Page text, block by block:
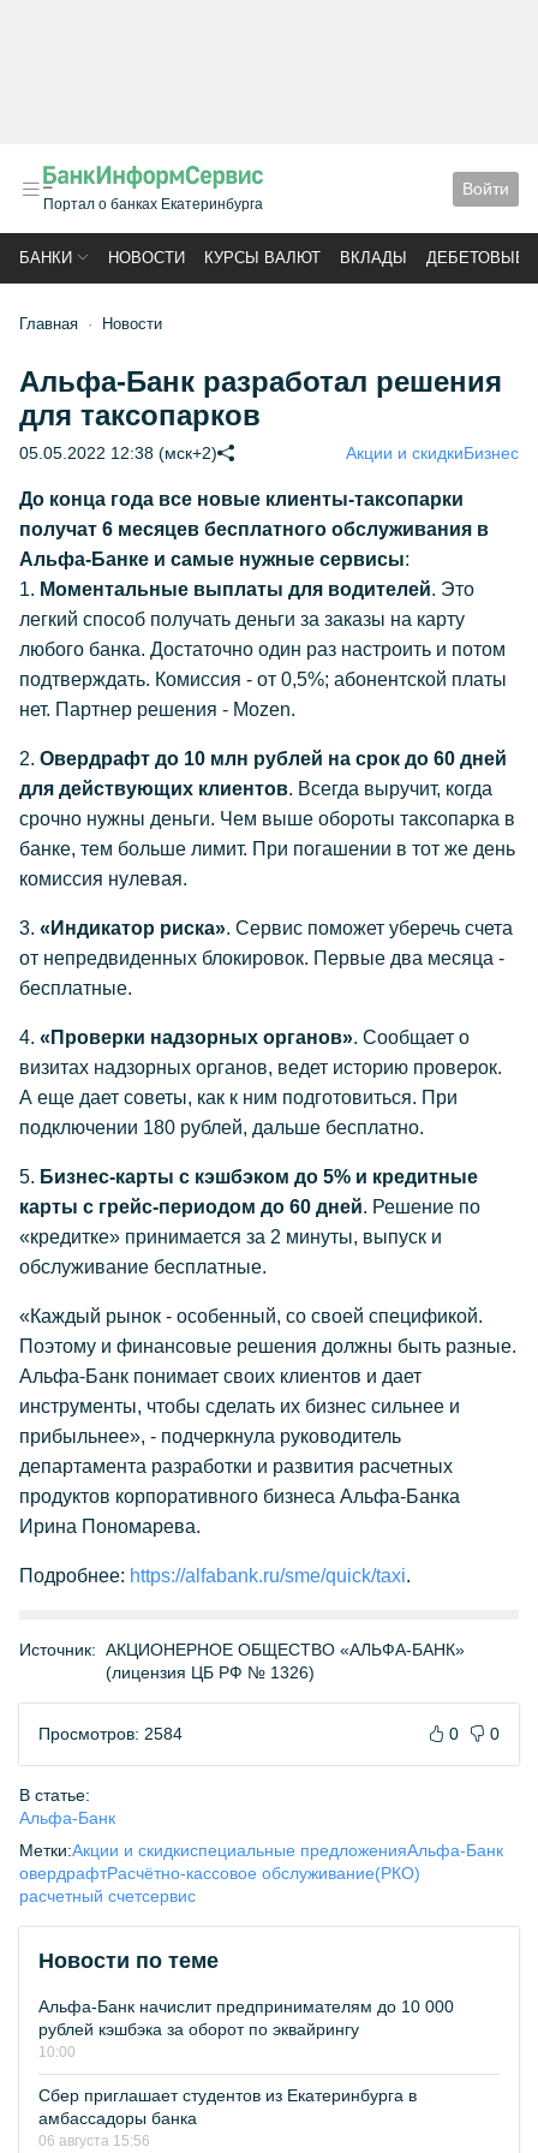
Портал о банках Екатеринбурга
Войти
БАНКИ НОВОСТИ КУРСЫ ВАЛЮТ ВКЛАДЫ ДЕБЕТОВЫЕ
Главная Новости
Альфа-Банк разработал решения
для таксопарков
05.05.2022 12:38 (мск+2) Акции и скидкиБизнес
До конца года все новые клиенты-таксопарки
получат 6 месяцев бесплатного обслуживания в
Альфа-Банке и самые нужные сервисы:
1. Моментальные выплаты для водителей. Это
легкий способ получать деньги за заказы на карту
любого банка. Достаточно один раз настроить и потом
подтверждать. Комиссия - от 0,5%; абонентской платы
нет. Партнер решения - Mozen.
2. Овердрафт до 10 млн рублей на срок до 60 дней
для действующих клиентов. Всегда выручит, когда
срочно нужны деньги. Чем выше обороты таксопарка в
банке, тем больше лимит. При погашении в тот же день
комиссия нулевая.
3. «Индикатор риска». Сервис поможет уберечь счета
от непредвиденных блокировок. Первые два месяца -
бесплатные.
4. «Проверки надзорных органов». Сообщает о
визитах надзорных органов, ведет историю проверок.
А еще дает советы, как к ним подготовиться. При
подключении 180 рублей, дальше бесплатно.
5. Бизнес-карты с кэшбэком до 5% и кредитные
карты с грейс-периодом до 60 дней. Решение по
«кредитке» принимается за 2 минуты, выпуск и
обслуживание бесплатные.
«Каждый рынок - особенный, со своей спецификой.
Поэтому и финансовые решения должны быть разные.
Альфа-Банк понимает своих клиентов и дает
инструменты, чтобы сделать их бизнес сильнее и
прибыльнее», - подчеркнула руководитель
департамента разработки и развития расчетных
продуктов корпоративного бизнеса Альфа-Банка
Ирина Пономарева.
Подробнее: https://alfabank.ru/sme/quick/taxi.
Источник: АКЦИОНЕРНОЕ ОБЩЕСТВО «АЛЬФА-БАНК»
(лицензия ЦБ РФ № 1326)
Просмотров: 2584 0 0
В статье:
Альфа-Банк
Метки:Акции и скидкиспециальные предложенияАльфа-Банк
овердрафтРасчётно-кассовое обслуживание(РКО)
расчетный счетсервис
Новости по теме
Альфа-Банк начислит предпринимателям до 10 000
рублей кэшбэка за оборот по эквайрингу
10:00
Сбер приглашает студентов из Екатеринбурга в
амбассадоры банка
06 августа 15:56